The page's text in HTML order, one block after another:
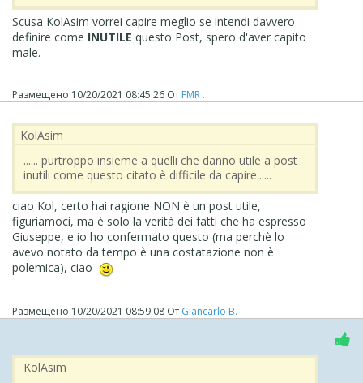
Scusa KolAsim vorrei capire meglio se intendi davvero
definire come INUTILE questo Post, spero d'aver capito
male.
Размещено 10/20/2021 08:45:26 От FMR .
‪ KolAsim ‪ ‪
...... purtroppo insieme a quelli che danno utile a post
inutili come questo citato è difficile da capire......
ciao Kol, certo hai ragione NON è un post utile,
figuriamoci, ma è solo la verità dei fatti che ha espresso
Giuseppe, e io ho confermato questo (ma perchè lo
avevo notato da tempo è una costatazione non è
polemica), ciao
Размещено 10/20/2021 08:59:08 От Giancarlo B.
‪ KolAsim ‪ ‪